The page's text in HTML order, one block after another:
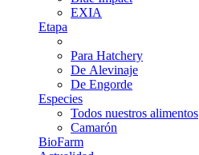
EXIA
Etapa
Para Hatchery
De Alevinaje
De Engorde
Especies
Todos nuestros alimentos
Camarón
BioFarm